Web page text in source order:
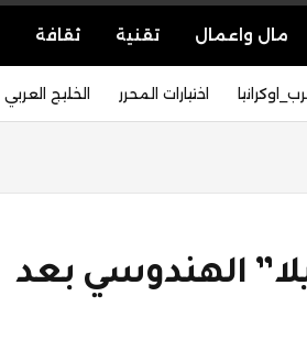
مال واعمال تقنية ثقافة
اختيارات المحرر الخليج العربي
الهندوسي بعد